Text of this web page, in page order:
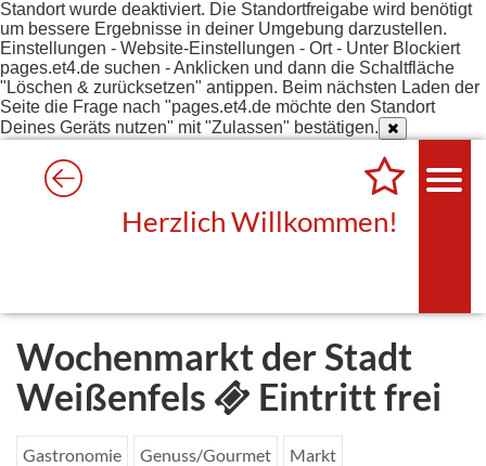
Standort wurde deaktiviert. Die Standortfreigabe wird benötigt
um bessere Ergebnisse in deiner Umgebung darzustellen.
Einstellungen - Website-Einstellungen - Ort - Unter Blockiert
pages.et4.de suchen - Anklicken und dann die Schaltfläche
"Löschen & zurücksetzen" antippen. Beim nächsten Laden der
Seite die Frage nach "pages.et4.de möchte den Standort
Deines Geräts nutzen" mit "Zulassen" bestätigen.
Herzlich Willkommen!
Wochenmarkt der Stadt
Weißenfels
Eintritt frei
Gastronomie Genuss/Gourmet
Markt